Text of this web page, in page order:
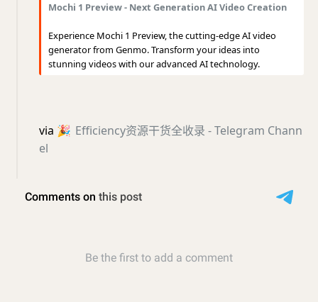
Mochi 1 Preview - Next Generation AI Video Creation
Experience Mochi 1 Preview, the cutting-edge AI video
generator from Genmo. Transform your ideas into
stunning videos with our advanced AI technology.
via 🎉 Efficiency资源干货全收录 - Telegram Chann
el